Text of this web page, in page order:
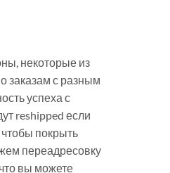
некоторые из
заказам с разным
успеха с
reshipped если
покрыть
переадресовку
вы можете